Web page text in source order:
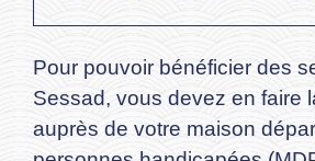
Pour pouvoir bénéficier des
Sessad, vous devez en faire
auprès de votre maison